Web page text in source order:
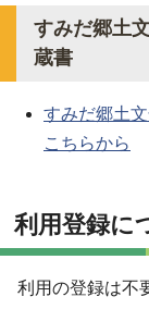
すみだ郷土
蔵書
すみだ郷土
こちらから
利用登録に
利用の登録は不